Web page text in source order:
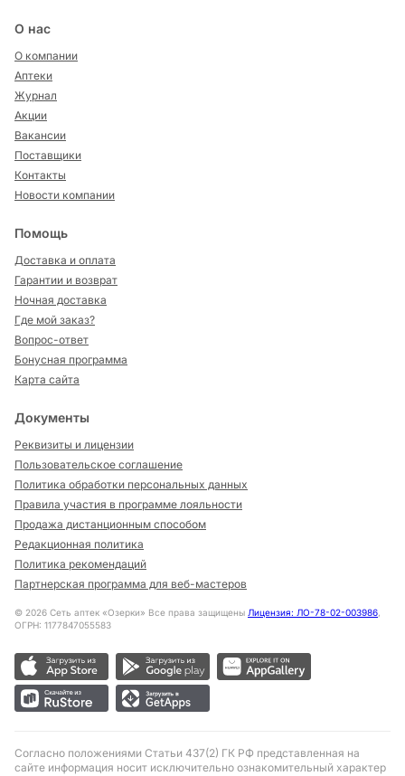
О нас
О компании
Аптеки
Журнал
Акции
Вакансии
Поставщики
Контакты
Новости компании
Помощь
Доставка и оплата
Гарантии и возврат
Ночная доставка
Где мой заказ?
Вопрос-ответ
Бонусная программа
Карта сайта
Документы
Реквизиты и лицензии
Пользовательское соглашение
Политика обработки персональных данных
Правила участия в программе лояльности
Продажа дистанционным способом
Редакционная политика
Политика рекомендаций
Партнерская программа для веб-мастеров
© 2026 Сеть аптек «Озерки» Все права защищены Лицензия: ЛО-78-02-003986,
ОГРН: 1177847055583
Согласно положениями Статьи 437(2) ГК РФ представленная на
сайте информация носит исключительно ознакомительный характер